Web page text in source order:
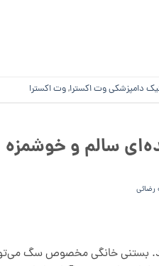
دامپزشکی وت اکسترا,وت اکسترا
سالم و خوشمزه
رضائی
بستنی خانگی مخصوص سگ